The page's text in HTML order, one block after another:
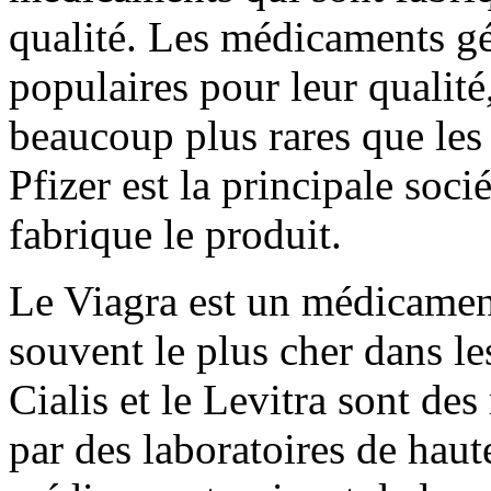
qualité. Les médicaments
populaires pour leur
beaucoup plus rares que
Pfizer est la principale
fabrique le produit.
Le Viagra est un
souvent le plus cher dans
Cialis et le Levitra sont
par des laboratoires de